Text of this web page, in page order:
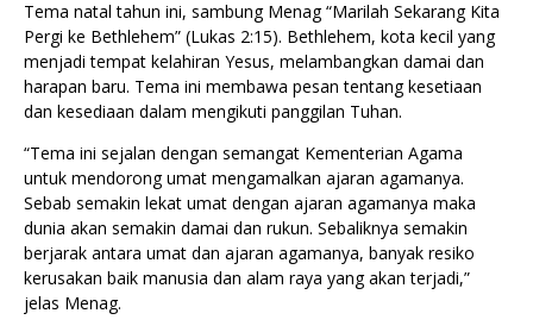
Tema natal tahun ini, sambung Menag “Marilah Sekarang Kita
Pergi ke Bethlehem” (Lukas 2:15). Bethlehem, kota kecil yang
menjadi tempat kelahiran Yesus, melambangkan damai dan
harapan baru. Tema ini membawa pesan tentang kesetiaan
dan kesediaan dalam mengikuti panggilan Tuhan.
“Tema ini sejalan dengan semangat Kementerian Agama
untuk mendorong umat mengamalkan ajaran agamanya.
Sebab semakin lekat umat dengan ajaran agamanya maka
dunia akan semakin damai dan rukun. Sebaliknya semakin
berjarak antara umat dan ajaran agamanya, banyak resiko
kerusakan baik manusia dan alam raya yang akan terjadi,”
jelas Menag.